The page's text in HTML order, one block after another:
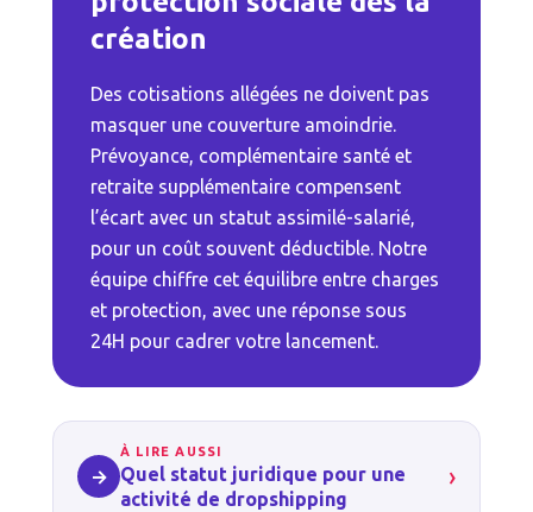
création
Des cotisations allégées ne doivent pas
masquer une couverture amoindrie.
Prévoyance, complémentaire santé et
retraite supplémentaire compensent
l’écart avec un statut assimilé-salarié,
pour un coût souvent déductible. Notre
équipe chiffre cet équilibre entre charges
et protection, avec une réponse sous
24H pour cadrer votre lancement.
→
À LIRE AUSSI
Quel statut juridique pour une
activité de dropshipping
›